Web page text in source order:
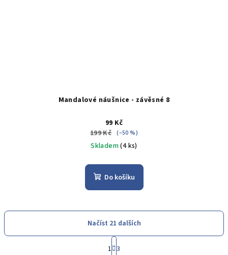
Mandalové náušnice - závěsné 8
99 Kč
199 Kč (–50 %)
Skladem(4 ks)
Do košíku
Načíst 21 dalších
S
t
1 3